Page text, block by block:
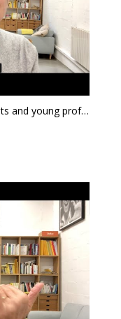
Professional Networking for students and young professionals part 1